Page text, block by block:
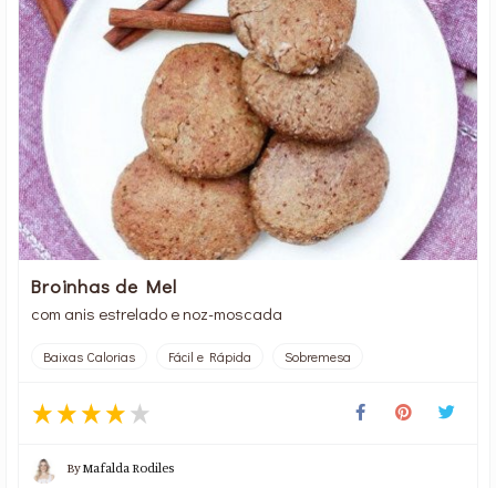
Broinhas de Mel
com anis estrelado e noz-moscada
Baixas Calorias Fácil e Rápida Sobremesa
ByMafalda Rodiles